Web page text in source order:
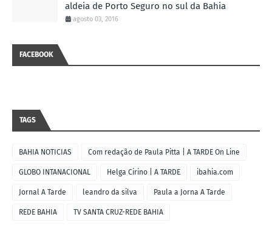
aldeia de Porto Seguro no sul da Bahia
agosto 03, 2016
FACEBOOK
TAGS
BAHIA NOTICIAS Com redação de Paula Pitta | A TARDE On Line
GLOBO INTANACIONAL Helga Cirino | A TARDE ibahia.com
Jornal A Tarde leandro da silva Paula a Jorna A Tarde
REDE BAHIA TV SANTA CRUZ-REDE BAHIA